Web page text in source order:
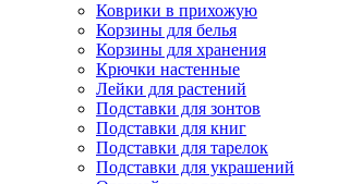
Коврики в прихожую
Корзины для белья
Корзины для хранения
Крючки настенные
Лейки для растений
Подставки для зонтов
Подставки для книг
Подставки для тарелок
Подставки для украшений